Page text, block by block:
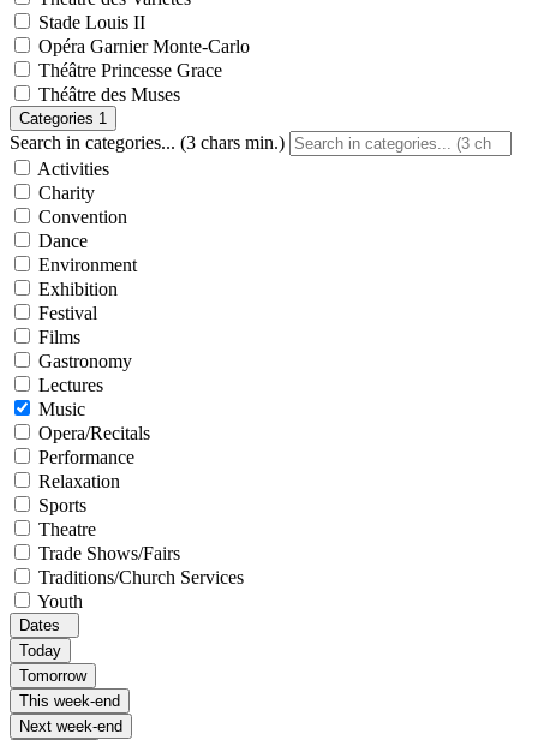
Stade Louis II
Opéra Garnier Monte-Carlo
Théâtre Princesse Grace
Théâtre des Muses
Categories 1
Search in categories... (3 chars min.)
Activities
Charity
Convention
Dance
Environment
Exhibition
Festival
Films
Gastronomy
Lectures
Music
Opera/Recitals
Performance
Relaxation
Sports
Theatre
Trade Shows/Fairs
Traditions/Church Services
Youth
Dates
Today
Tomorrow
This week-end
Next week-end